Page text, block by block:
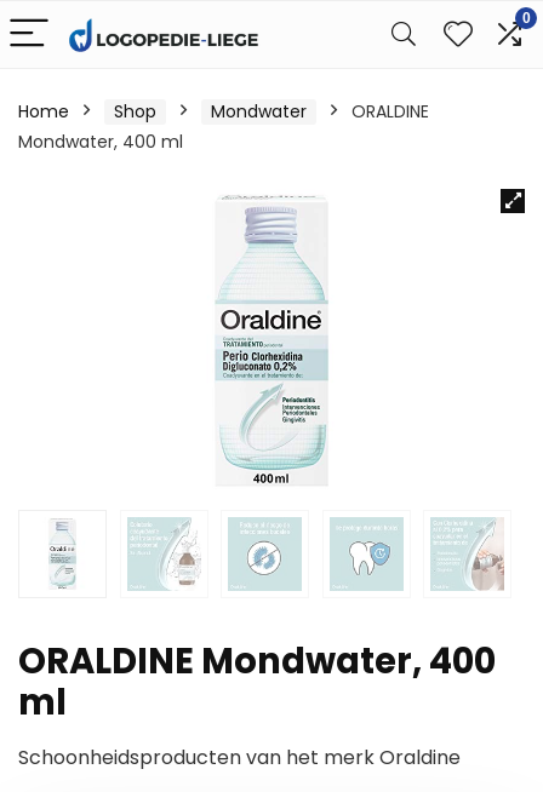
0
Home Shop Mondwater
ORALDINE
Mondwater, 400 ml
ORALDINE Mondwater, 400
ml
Schoonheidsproducten van het merk Oraldine